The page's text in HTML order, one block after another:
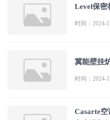
Level保密
时间：2024-
冀能壁挂
时间：2024-
Casarte